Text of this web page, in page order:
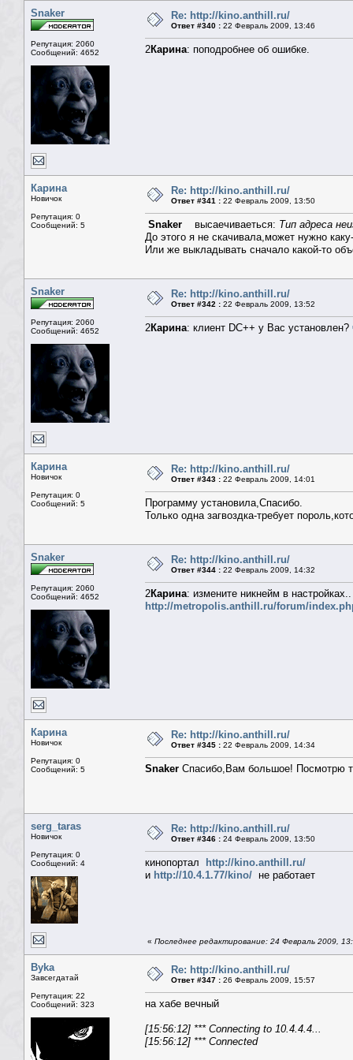
Snaker
Репутация: 2060
Сообщений: 4652
Re: http://kino.anthill.ru/
Ответ #340 : 22 Февраль 2009, 13:46
2Карина: поподробнее об ошибке.
Карина
Новичок
Репутация: 0
Сообщений: 5
Re: http://kino.anthill.ru/
Ответ #341 : 22 Февраль 2009, 13:50
Snaker высаечиваеться: Тип адреса
До этого я не скачивала,может нужно
Или же выкладывать сначало какой-то
Snaker
Репутация: 2060
Сообщений: 4652
Re: http://kino.anthill.ru/
Ответ #342 : 22 Февраль 2009, 13:52
2Карина: клиент DC++ у Вас установлен?
Карина
Новичок
Репутация: 0
Сообщений: 5
Re: http://kino.anthill.ru/
Ответ #343 : 22 Февраль 2009, 14:01
Программу установила,Спасибо.
Только одна загвоздка-требует
Snaker
Репутация: 2060
Сообщений: 4652
Re: http://kino.anthill.ru/
Ответ #344 : 22 Февраль 2009, 14:32
2Карина: измените никнейм в
http://metropolis.anthill.ru/forum/
Карина
Новичок
Репутация: 0
Сообщений: 5
Re: http://kino.anthill.ru/
Ответ #345 : 22 Февраль 2009, 14:34
Snaker Спасибо,Вам большое! Посмотрю
serg_taras
Новичок
Репутация: 0
Сообщений: 4
Re: http://kino.anthill.ru/
Ответ #346 : 24 Февраль 2009, 13:50
кинопортал
http://kino.anthill.ru/
и http://10.4.1.77/kino/ не работает
« Последнее редактирование: 24 Февраль 2009,
Byka
Завсегдатай
Репутация: 22
Сообщений: 323
Re: http://kino.anthill.ru/
Ответ #347 : 26 Февраль 2009, 15:57
на хабе вечный
[15:56:12] *** Connecting to 10.4.4.4...
[15:56:12] *** Connected